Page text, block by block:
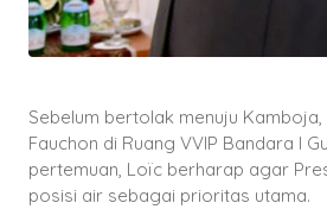
Sebelum bertolak menuju
Fauchon di Ruang VVIP Bandara I
pertemuan, Loïc berharap agar
posisi air sebagai prioritas utama.